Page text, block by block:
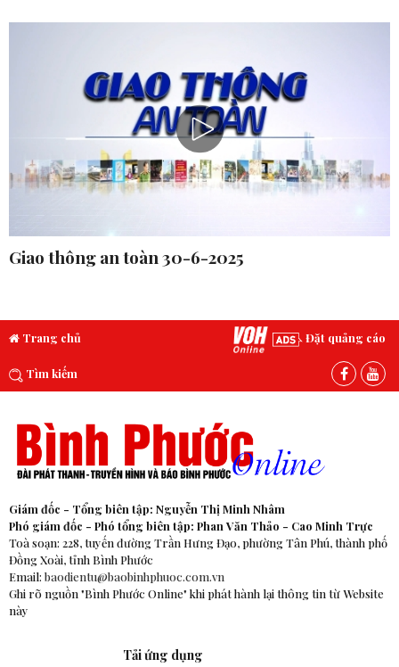
Giao thông an toàn 30-6-2025
Trang chủ Đặt quảng cáo
Tìm kiếm
Giám đốc - Tổng biên tập: Nguyễn Thị Minh Nhâm
Phó giám đốc - Phó tổng biên tập: Phan Văn Thảo - Cao Minh Trực
Toà soạn: 228, tuyến đường Trần Hưng Đạo, phường Tân Phú, thành phố
Đồng Xoài, tỉnh Bình Phước
Email: baodientu@baobinhphuoc.com.vn
Ghi rõ nguồn "Bình Phước Online" khi phát hành lại thông tin từ Website
này
Tải ứng dụng